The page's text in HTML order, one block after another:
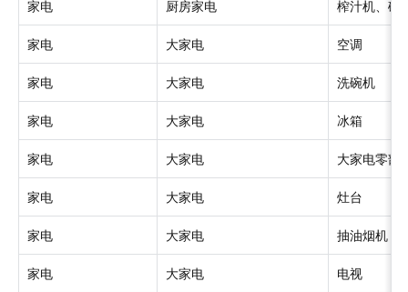
家电 厨房家电 榨汁机、破
家电 大家电 空调
家电 大家电 洗碗机
家电 大家电 冰箱
家电 大家电 大家电零部
家电 大家电 灶台
家电 大家电 抽油烟机
家电 大家电 电视